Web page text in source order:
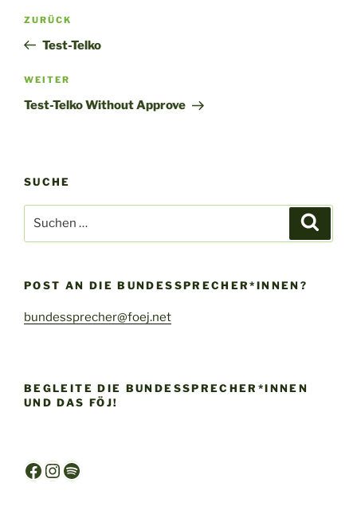
Beitragsnavigation
Vorheriger
Beitrag
ZURÜCK
Test-Telko
Nächster
Beitrag
WEITER
Test-Telko Without Approve
SUCHE
nach:
POST AN DIE BUNDESSPRECHER*INNEN?
bundessprecher@foej.net
BEGLEITE DIE BUNDESSPRECHER*INNEN
UND DAS FÖJ!
Facebook
Instagram
Spotify